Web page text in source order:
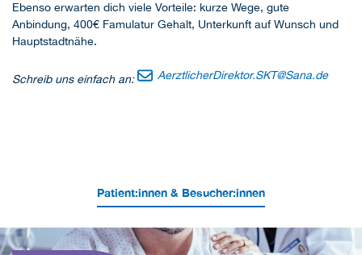
Ebenso erwarten dich viele Vorteile: kurze Wege, gute
Anbindung, 400€ Famulatur Gehalt, Unterkunft auf Wunsch und
Hauptstadtnähe.
Schreib uns einfach an: AerztlicherDirektor.SKT@Sana.de
Patient:innen & Besucher:innen